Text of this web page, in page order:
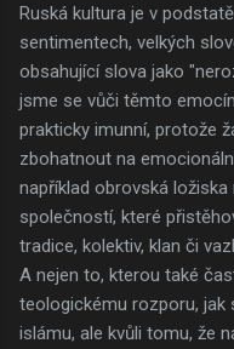
Ruská kultura je v
sentimentech, velkých
obsahující slova jako
jsme se vůči těmto
prakticky imunní, protože
zbohatnout na
například obrovská
společností, které
tradice, kolektiv, klan či
A nejen to, kterou také
teologickému rozporu, jak
islámu, ale kvůli tomu, že